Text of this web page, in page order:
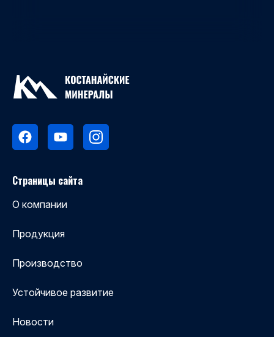
Страницы сайта
О компании
Продукция
Производство
Устойчивое развитие
Новости